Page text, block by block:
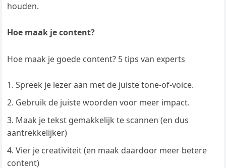
houden.
Hoe maak je content?
Hoe maak je goede content? 5 tips van experts
Spreek je lezer aan met de juiste tone-of-voice.
Gebruik de juiste woorden voor meer impact.
Maak je tekst gemakkelijk te scannen (en dus
aantrekkelijker)
Vier je creativiteit (en maak daardoor meer betere
content)